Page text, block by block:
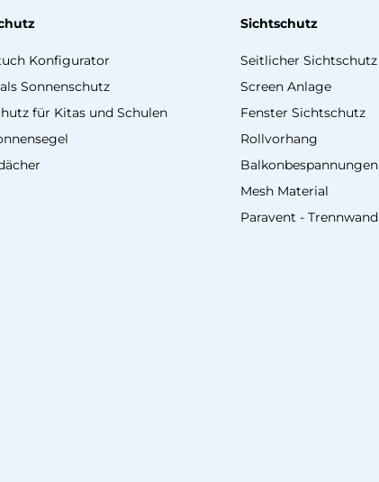
Konfigurator
Sonnenschutz
für Kitas und Schulen
Sichtschutz
Seitlicher Sichtschutz
Screen Anlage
Fenster Sichtschutz
Rollvorhang
Balkonbespannungen
Mesh Material
Paravent - Trennwand